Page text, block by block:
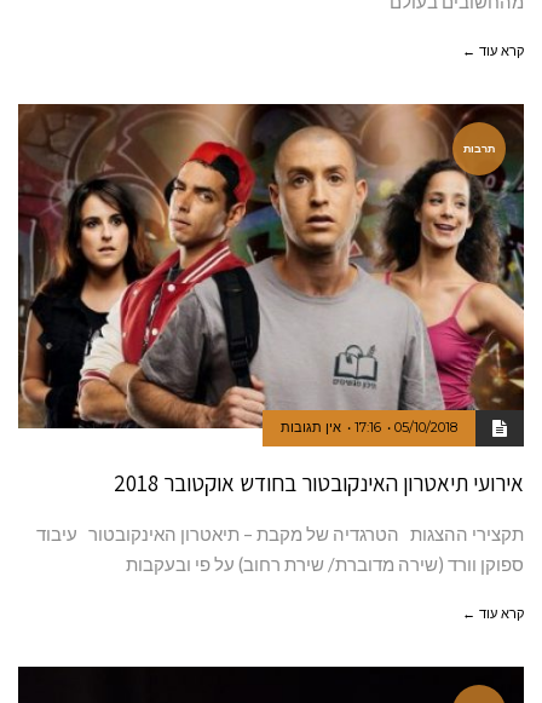
קרא עוד ←
תרבות
05/10/2018
17:16 אין תגובות
אירועי תיאטרון האינקובטור בחודש אוקטובר 2018
תקצירי ההצגות הטרגדיה של מקבת – תיאטרון האינקובטור עיבוד
ספוקן וורד (שירה מדוברת/ שירת רחוב) על פי ובעקבות
קרא עוד ←